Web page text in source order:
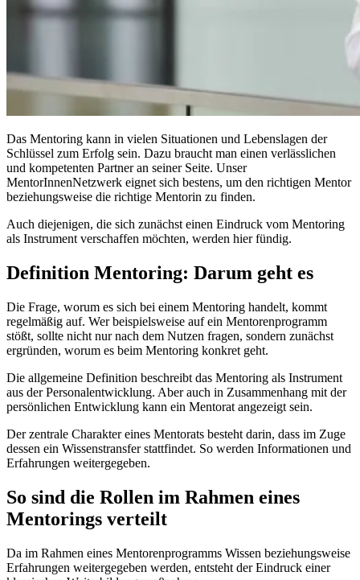
Das Mentoring kann in vielen Situationen und Lebenslagen der
Schlüssel zum Erfolg sein. Dazu braucht man einen verlässlichen
und kompetenten Partner an seiner Seite. Unser
MentorInnenNetzwerk eignet sich bestens, um den richtigen Mentor
beziehungsweise die richtige Mentorin zu finden.
Auch diejenigen, die sich zunächst einen Eindruck vom Mentoring
als Instrument verschaffen möchten, werden hier fündig.
Definition Mentoring: Darum geht es
Die Frage, worum es sich bei einem Mentoring handelt, kommt
regelmäßig auf. Wer beispielsweise auf ein Mentorenprogramm
stößt, sollte nicht nur nach dem Nutzen fragen, sondern zunächst
ergründen, worum es beim Mentoring konkret geht.
Die allgemeine Definition beschreibt das Mentoring als Instrument
aus der Personalentwicklung. Aber auch in Zusammenhang mit der
persönlichen Entwicklung kann ein Mentorat angezeigt sein.
Der zentrale Charakter eines Mentorats besteht darin, dass im Zuge
dessen ein Wissenstransfer stattfindet. So werden Informationen und
Erfahrungen weitergegeben.
So sind die Rollen im Rahmen eines
Mentorings verteilt
Da im Rahmen eines Mentorenprogramms Wissen beziehungsweise
Erfahrungen weitergegeben werden, entsteht der Eindruck einer